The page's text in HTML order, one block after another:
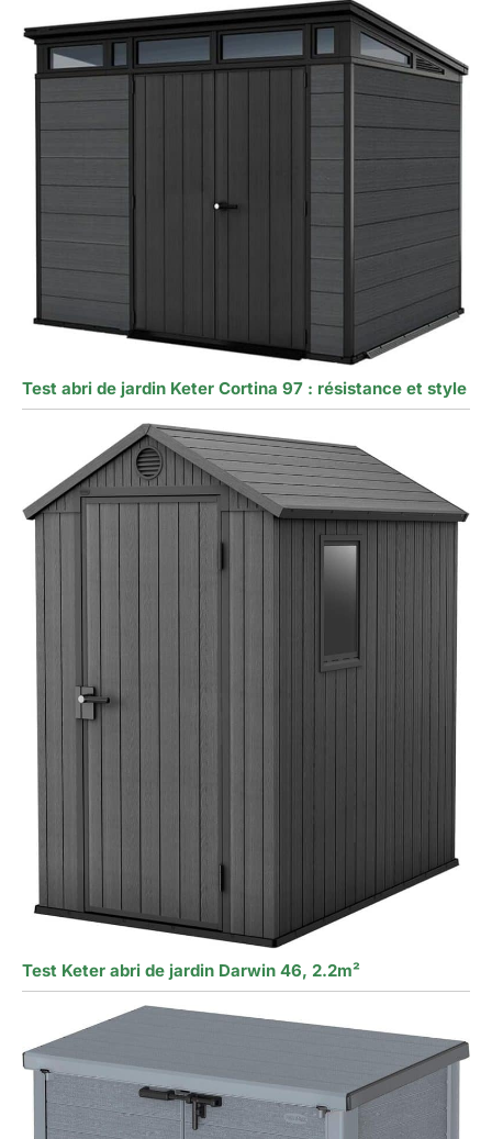
Test abri de jardin Keter Cortina 97 : résistance et style
Test Keter abri de jardin Darwin 46, 2.2m²